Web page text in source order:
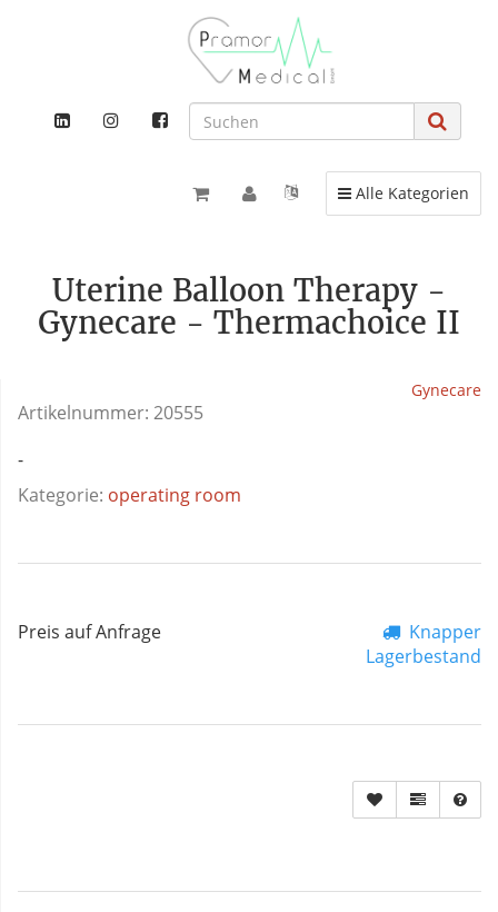
Toggle navigation
Alle Kategorien
Uterine Balloon Therapy -
Gynecare - Thermachoice II
Gynecare
Artikelnummer: 20555
-
Kategorie: operating room
Preis auf Anfrage
Knapper
Lagerbestand